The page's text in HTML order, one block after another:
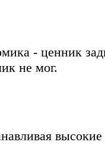
- ценник
не мог.